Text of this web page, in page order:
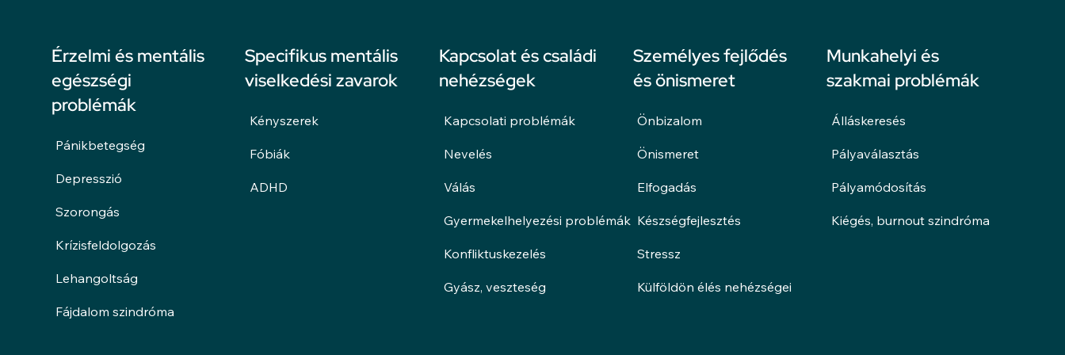
Érzelmi és mentális
egészségi
problémák
Pánikbetegség
Depresszió
Szorongás
Krízisfeldolgozás
Lehangoltság
Fájdalom szindróma
Specifikus mentális
viselkedési zavarok
Kényszerek
Fóbiák
ADHD
Kapcsolat és családi
nehézségek
Kapcsolati problémák
Nevelés
Válás
Gyermekelhelyezési problémák
Konfliktuskezelés
Gyász, veszteség
Személyes fejlődés
és önismeret
Önbizalom
Önismeret
Elfogadás
Készségfejlesztés
Stressz
Külföldön élés nehézségei
Munkahelyi és
szakmai problémák
Álláskeresés
Pályaválasztás
Pályamódosítás
Kiégés, burnout szindróma